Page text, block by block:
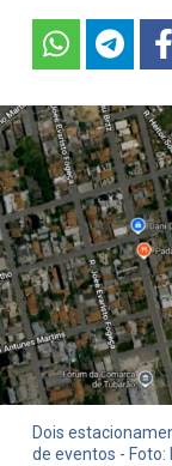
Dois
de eventos - Foto: